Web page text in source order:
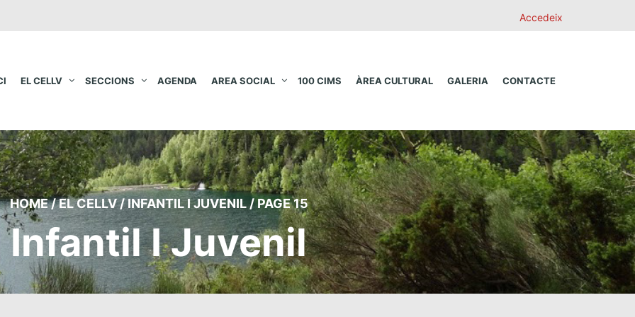
Accedeix
EL CELLV SECCIONS AGENDA AREA SOCIAL 100 CIMS ÀREA CULTURAL GALERIA CONTACTE
HOME/EL CELLV/INFANTIL I JUVENIL/PAGE 15
Infantil I Juvenil